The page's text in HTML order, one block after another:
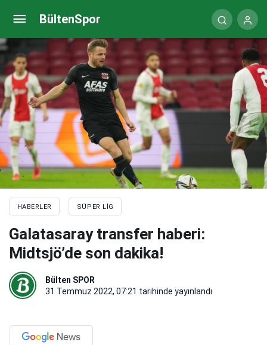
BültenSpor
HABERLER SÜPER LIG
Galatasaray transfer haberi:
Midtsjö’de son dakika!
Bülten SPOR
31 Temmuz 2022, 07:21 tarihinde yayınlandı
Ankaragücü’nden transferde iki bomba! Edgar Ie ve
Ibrahim Amadou…